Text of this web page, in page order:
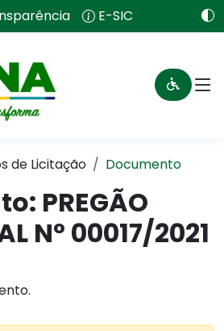
E-SIC
de Licitação Documento
PREGÃO
Nº 00017/2021